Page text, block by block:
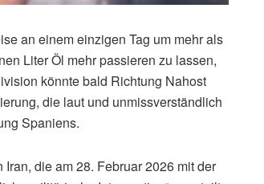
an einem einzigen Tag um mehr als
Liter Öl mehr passieren zu lassen,
könnte bald Richtung Nahost
die laut und unmissverständlich
Spaniens.
die am 28. Februar 2026 mit der